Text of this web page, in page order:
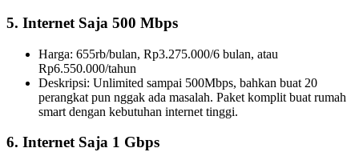
5. Internet Saja 500 Mbps
Harga: 655rb/bulan, Rp3.275.000/6 bulan, atau
Rp6.550.000/tahun
Deskripsi: Unlimited sampai 500Mbps, bahkan buat 20
perangkat pun nggak ada masalah. Paket komplit buat rumah
smart dengan kebutuhan internet tinggi.
6. Internet Saja 1 Gbps